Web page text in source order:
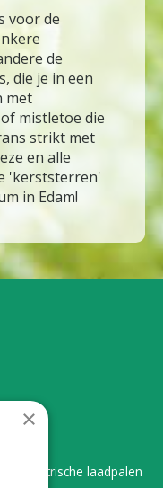
voor de
de
die je in een
met
mistletoe die
strikt met
en alle
'kerststerren'
in Edam!
én elektrische laadpalen
×